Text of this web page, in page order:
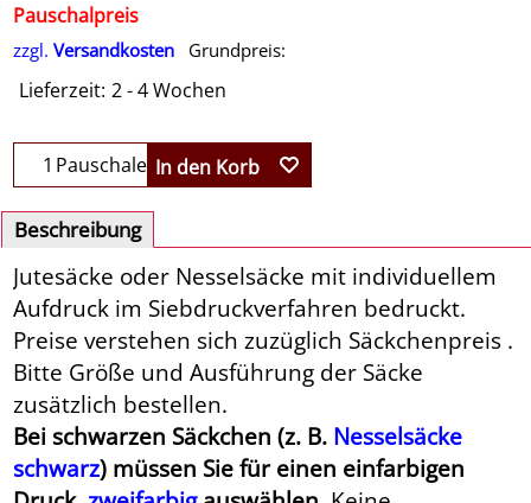
Pauschalpreis
zzgl. Versandkosten Grundpreis:
Lieferzeit: 2 - 4 Wochen
Pauschale In den Korb
Beschreibung
Jutesäcke oder Nesselsäcke mit individuellem
Aufdruck im Siebdruckverfahren bedruckt.
Preise verstehen sich zuzüglich Säckchenpreis .
Bitte Größe und Ausführung der Säcke
zusätzlich bestellen.
Bei schwarzen Säckchen (z. B. Nesselsäcke
schwarz) müssen Sie für einen einfarbigen